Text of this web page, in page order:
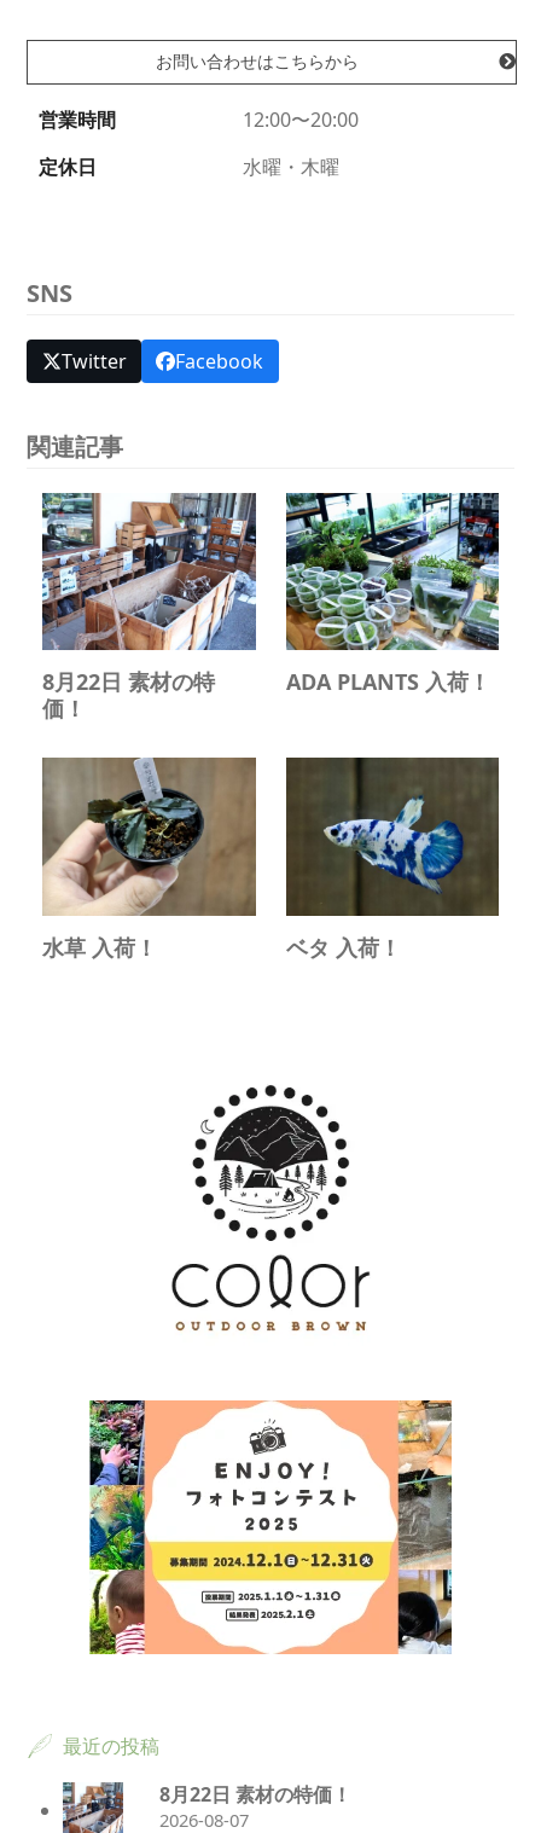
お問い合わせはこちらから
営業時間
12:00〜20:00
定休日
水曜・木曜
SNS
Twitter Facebook
関連記事
8月22日 素材の特
価！
ADA PLANTS 入荷！
水草 入荷！ ベタ 入荷！
最近の投稿
8月22日 素材の特価！
2026-08-07